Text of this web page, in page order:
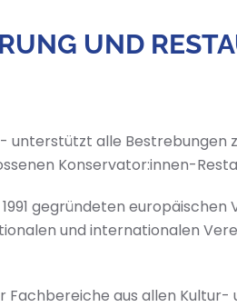
UND
unterstützt alle
Konservator:innen-
gegründeten
und internationalen
aus allen Kultur-